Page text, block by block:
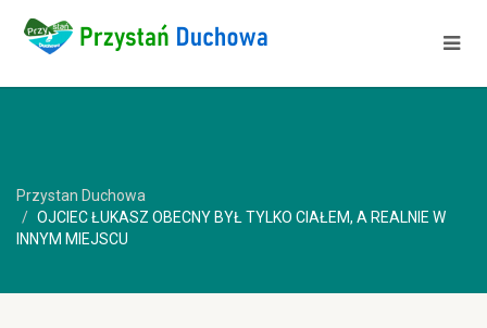
Przystan Duchowa
OJCIEC ŁUKASZ OBECNY BYŁ TYLKO CIAŁEM, A REALNIE W
INNYM MIEJSCU